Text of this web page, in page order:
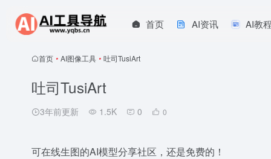
首页 AI资讯 AI教
首页 • AI图像工具 • 吐司TusiArt
吐司TusiArt
3年前更新 1.5K 0 0
可在线生图的AI模型分享社区，还是免费的！